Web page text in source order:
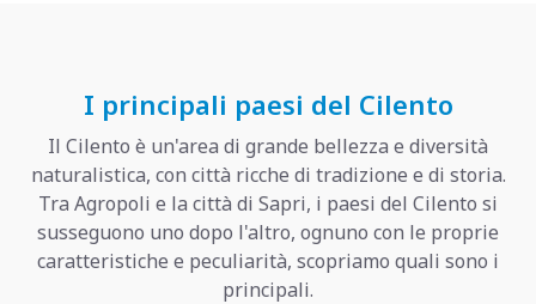
I principali paesi del Cilento
Il Cilento è un'area di grande bellezza e diversità
naturalistica, con città ricche di tradizione e di storia.
Tra Agropoli e la città di Sapri, i paesi del Cilento si
susseguono uno dopo l'altro, ognuno con le proprie
caratteristiche e peculiarità, scopriamo quali sono i
principali.